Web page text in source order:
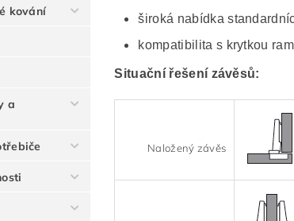
kování
a
široká nabídka
kompatibilita s krytkou
Situační řešení závěsů:
Naložený závěs